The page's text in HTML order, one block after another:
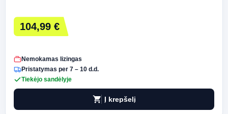
104,99 €
Nemokamas lizingas
Pristatymas per 7 – 10 d.d.
Tiekėjo sandėlyje
shopping_cart Į krepšelį